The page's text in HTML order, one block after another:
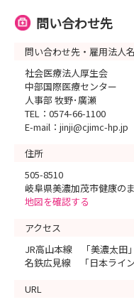
問い合わせ先
問い合わせ先・雇用法人名
社会医療法人厚生会
中部国際医療センター
人事部 牧野･廣瀬
TEL：0574-66-1100
E-mail：jinji@cjimc-hp.jp
住所
505-8510
岐阜県美濃加茂市健康の
地図を確認する
アクセス
JR高山本線 「美濃太田
名鉄広見線 「日本ライ
URL